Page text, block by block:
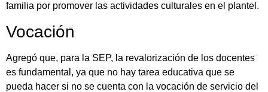
familia por promover las actividades culturales en el plantel.
Vocación
Agregó que, para la SEP, la revalorización de los docentes
es fundamental, ya que no hay tarea educativa que se
pueda hacer si no se cuenta con la vocación de servicio del